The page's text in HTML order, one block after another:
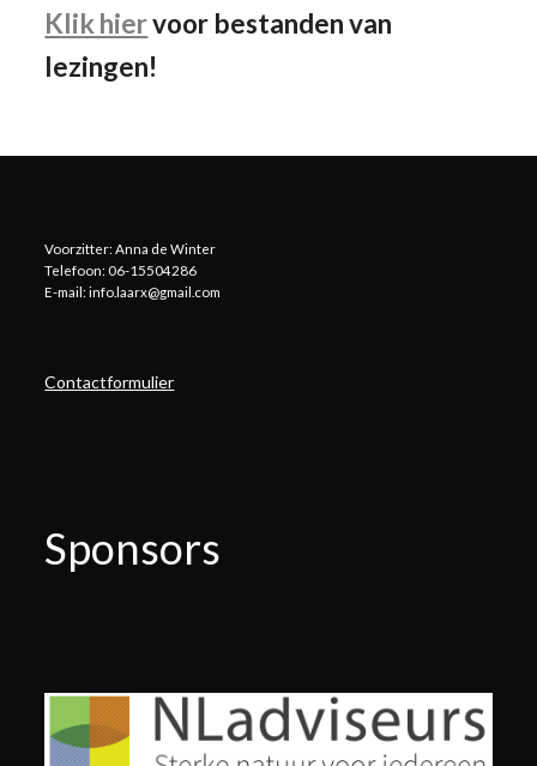
Klik hiervoor bestanden van
lezingen!
Voorzitter: Anna de Winter
Telefoon: 06-15504286
E-mail: info.laarx@gmail.com
Contactformulier
Sponsors